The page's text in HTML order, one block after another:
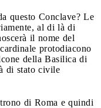
questo Conclave? Le
al di là di
il nome del
protodiacono
della Basilica di
di stato civile
di Roma e quindi